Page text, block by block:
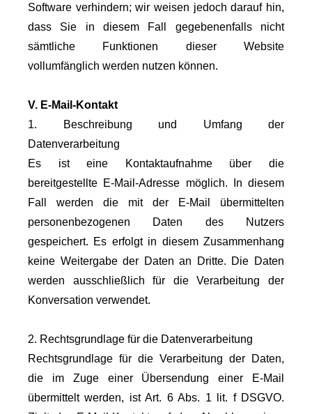
Software verhindern; wir weisen jedoch darauf hin,
dass Sie in diesem Fall gegebenenfalls nicht
sämtliche Funktionen dieser Website
vollumfänglich werden nutzen können.
V. E-Mail-Kontakt
1. Beschreibung und Umfang der
Datenverarbeitung
Es ist eine Kontaktaufnahme über die
bereitgestellte E-Mail-Adresse möglich. In diesem
Fall werden die mit der E-Mail übermittelten
personenbezogenen Daten des Nutzers
gespeichert. Es erfolgt in diesem Zusammenhang
keine Weitergabe der Daten an Dritte. Die Daten
werden ausschließlich für die Verarbeitung der
Konversation verwendet.
2. Rechtsgrundlage für die Datenverarbeitung
Rechtsgrundlage für die Verarbeitung der Daten,
die im Zuge einer Übersendung einer E-Mail
übermittelt werden, ist Art. 6 Abs. 1 lit. f DSGVO.